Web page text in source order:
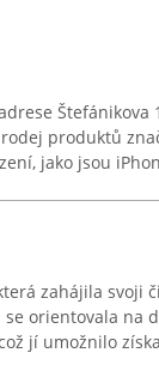
Štefánikova
produktů
jako jsou
zahájila svoji
orientovala na
jí umožnilo